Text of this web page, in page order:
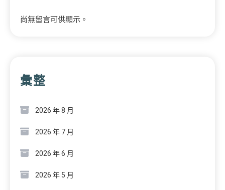
尚無留言可供顯示。
彙整
2026 年 8 月
2026 年 7 月
2026 年 6 月
2026 年 5 月